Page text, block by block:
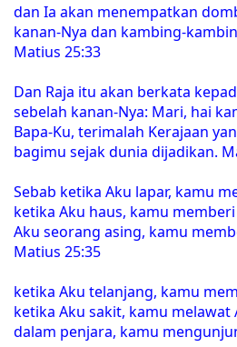
dan Ia akan menempatkan
kanan-Nya dan kambing-
Matius 25:33
Dan Raja itu akan berkata
sebelah kanan-Nya: Mari, hai
Bapa-Ku, terimalah Kerajaan
bagimu sejak dunia dijadikan.
Sebab ketika Aku lapar, kamu
ketika Aku haus, kamu
Aku seorang asing, kamu
Matius 25:35
ketika Aku telanjang, kamu
ketika Aku sakit, kamu melawat
dalam penjara, kamu